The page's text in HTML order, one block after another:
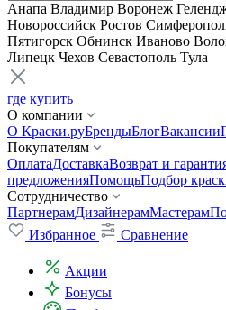
Анапа Владимир Воронеж
Новороссийск Ростов
Пятигорск Обнинск Иваново
Липецк Чехов Севастополь Тула
где купить
О компании
О Краски.руБрендыБлогВакансии
Покупателям
ОплатаДоставкаВозврат и
предложенияПомощьПодбор
Сотрудничество
ПартнерамДизайнерамМастерам
Избранное
Сравнение
Акции
Бонусы